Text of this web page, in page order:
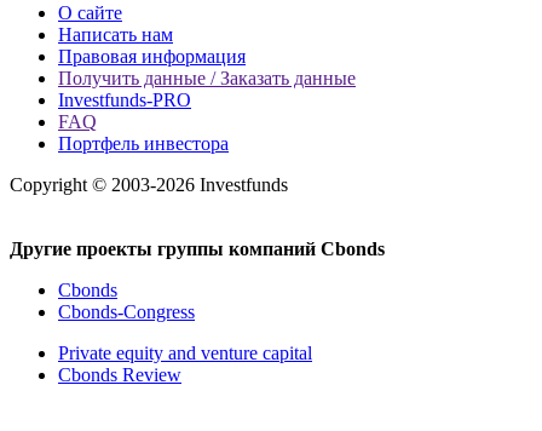
О сайте
Написать нам
Правовая информация
Получить данные / Заказать данные
Investfunds-PRO
FAQ
Портфель инвестора
Copyright © 2003-2026 Investfunds
Другие проекты группы компаний Cbonds
Cbonds
Cbonds-Congress
Private equity and venture capital
Cbonds Review